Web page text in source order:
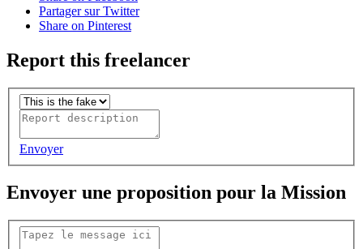
Partager sur Twitter
Share on Pinterest
Report this freelancer
Envoyer
Envoyer une proposition pour la Mission